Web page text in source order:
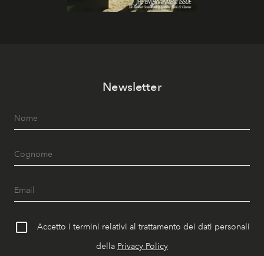
Newsletter
Accetto i termini relativi al trattamento dei dati personali
della Privacy Policy